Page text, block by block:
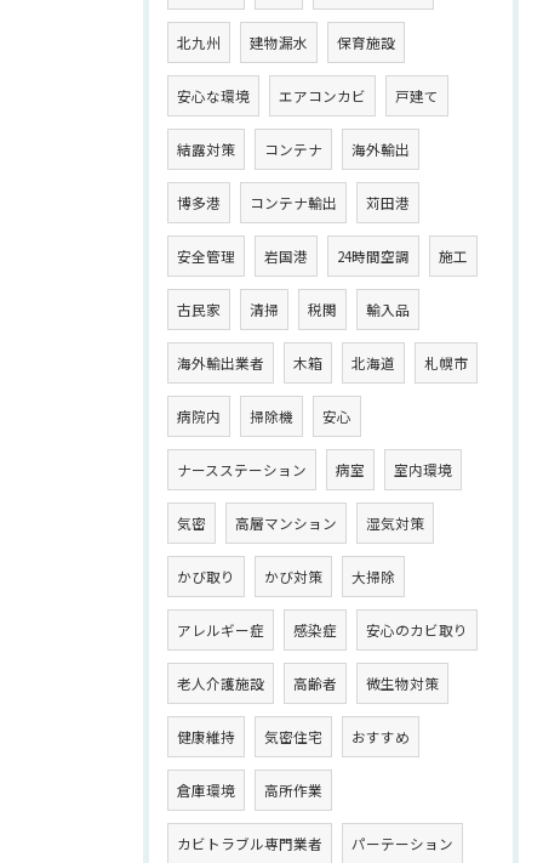
北九州 建物漏水 保育施設
安心な環境 エアコンカビ 戸建て
結露対策 コンテナ 海外輸出
博多港 コンテナ輸出 苅田港
安全管理 岩国港 24時間空調 施工
古民家 清掃 税関 輸入品
海外輸出業者 木箱 北海道 札幌市
病院内 掃除機 安心
ナースステーション 病室 室内環境
気密 高層マンション 湿気対策
かび取り かび対策 大掃除
アレルギー症 感染症 安心のカビ取り
老人介護施設 高齢者 微生物対策
健康維持 気密住宅 おすすめ
倉庫環境 高所作業
カビトラブル専門業者 パーテーション